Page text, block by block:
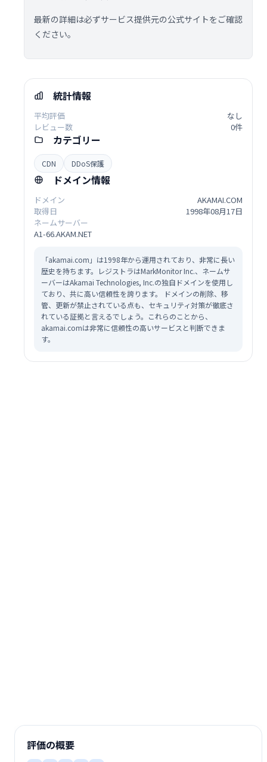
最新の詳細は必ずサービス提供元の公式サイトをご確認
ください。
統計情報
平均評価
なし
レビュー数
0件
カテゴリー
CDN DDoS保護
ドメイン情報
ドメイン
AKAMAI.COM
取得日
1998年08月17日
ネームサーバー
A1-66.AKAM.NET
「akamai.com」は1998年から運用されており、非常に長い
歴史を持ちます。レジストラはMarkMonitor Inc.、ネームサ
ーバーはAkamai Technologies, Inc.の独自ドメインを使用し
ており、共に高い信頼性を誇ります。 ドメインの削除、移
管、更新が禁止されている点も、セキュリティ対策が徹底さ
れている証拠と言えるでしょう。これらのことから、
akamai.comは非常に信頼性の高いサービスと判断できま
す。
評価の概要